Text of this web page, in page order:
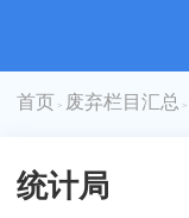
首页 > 废弃栏目汇总 >
统计局